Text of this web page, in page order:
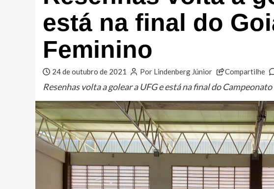
está na final do
Feminino
24 de outubro de 2021 Por Lindenberg Júnior Compartilhe
Resenhas volta a golear a UFG e está na final do